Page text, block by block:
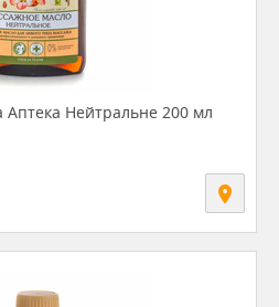
Аптека Нейтральне 200 мл